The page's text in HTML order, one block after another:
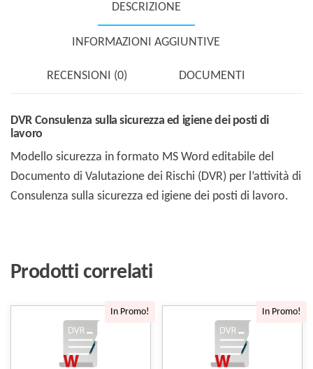
DESCRIZIONE
INFORMAZIONI AGGIUNTIVE
RECENSIONI (0) DOCUMENTI
DVR Consulenza sulla sicurezza ed igiene dei posti di
lavoro
Modello sicurezza in formato MS Word editabile del
Documento di Valutazione dei Rischi (DVR) per l’attività di
Consulenza sulla sicurezza ed igiene dei posti di lavoro.
Prodotti correlati
In Promo! In Promo!